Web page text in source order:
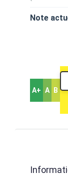
Note
A+ A B